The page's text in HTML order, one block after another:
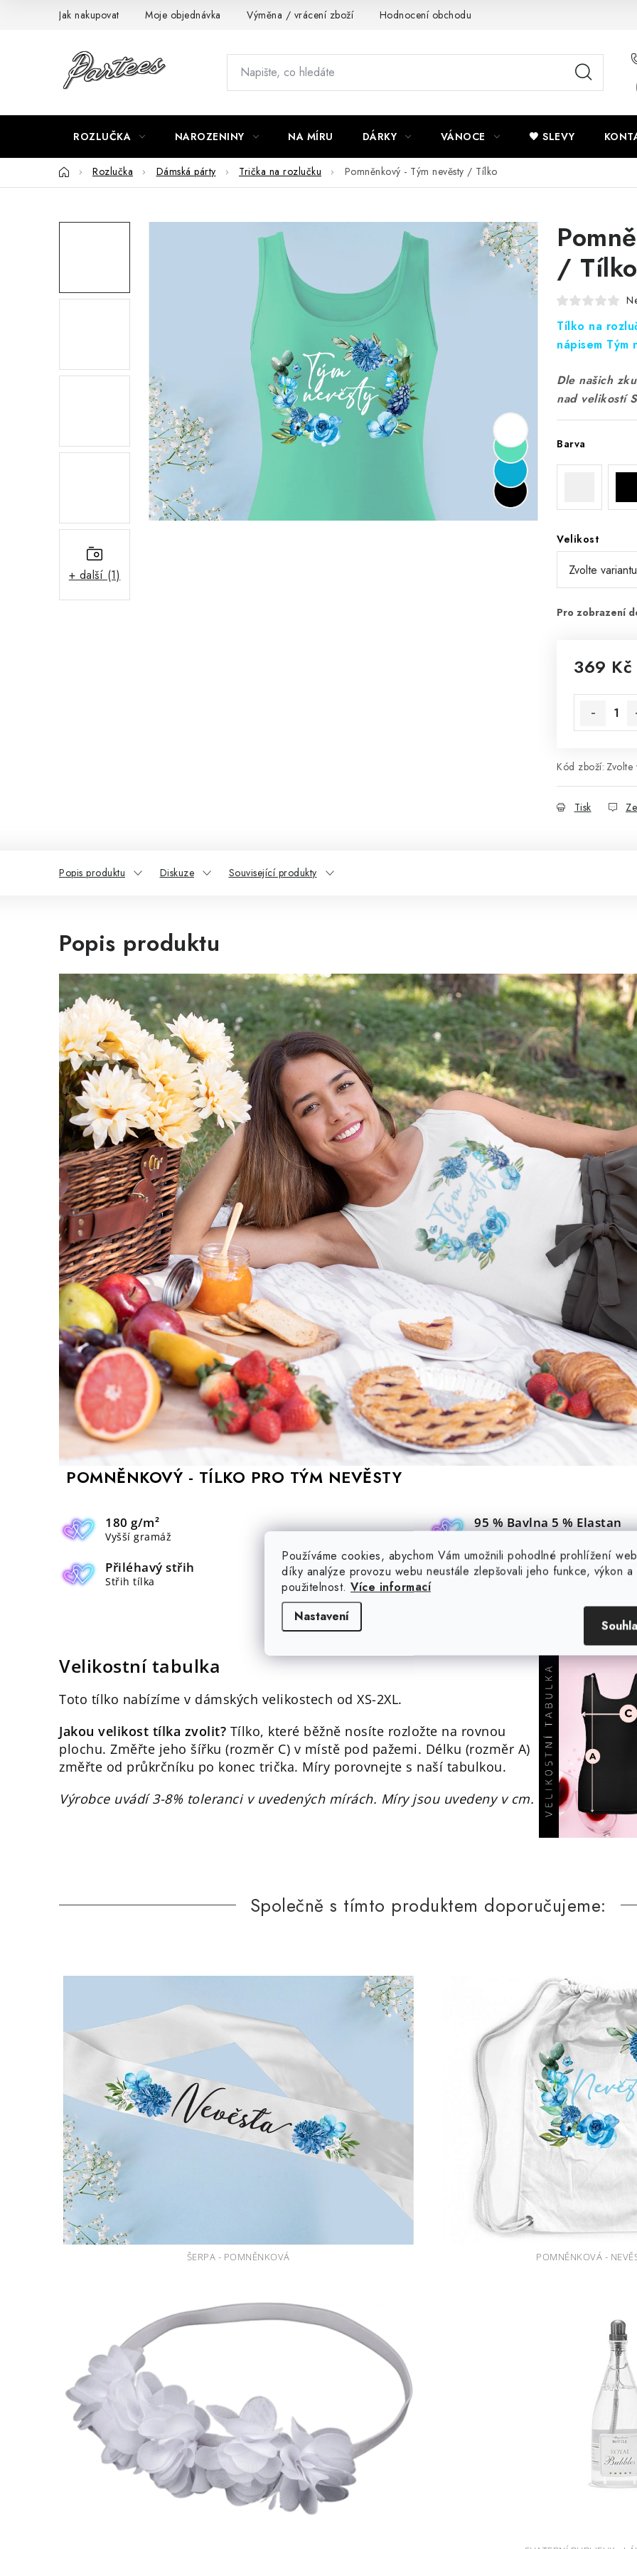
Používáme cookies, abychom Vám umožnili pohodlné prohlížení
díky analýze provozu webu neustále zlepšovali jeho funkce, výkon a
použitelnost. Více informací
Nastavení
Jak nakupovat Moje objednávka Výměna / vrácení zboží Hodnocení obchodu
ROZLUČKA NAROZENINY NA MÍRU DÁRKY VÁNOCE 🖤 SLEVY
DomůRozlučka Dámská párty Trička na rozlučku Pomněnkový - Tým nevěsty / Tílko
+ další (1)
/ Tílko
Tílko na
nápisem
Dle našich
nad velikostí
Barva
Velikost
369 Kč
Kód zboží: Zvolte
Tisk
Popis produktu Diskuze Související produkty
Popis produktu
POMNĚNKOVÝ - TÍLKO PRO TÝM NEVĚSTY
180 g/m²
Vyšší gramáž
95 % Bavlna 5 % Elastan
Přiléhavý střih
Střih tílka
Tílko je pružné
Pružnost
Velikostní tabulka
Toto tílko nabízíme v dámských velikostech od XS-2XL.
Jakou velikost tílka zvolit? Tílko, které běžně nosíte rozložte na rovnou
plochu. Změřte jeho šířku (rozměr C) v místě pod pažemi. Délku (rozměr A)
změřte od průkrčníku po konec trička. Míry porovnejte s naší tabulkou.
Výrobce uvádí 3-8% toleranci v uvedených mírách. Míry jsou uvedeny v cm.
Společně s tímto produktem doporučujeme:
ŠERPA - POMNĚNKOVÁ POMNĚNKOVÁ -